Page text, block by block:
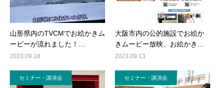
山形県内のTVCMでお絵かきム
ービーが流れました！…
2023.09.18
大阪市内の公的施設でお絵か
きムービー放映、お絵かき…
2023.09.13
セミナー・講演会 セミナー・講演会